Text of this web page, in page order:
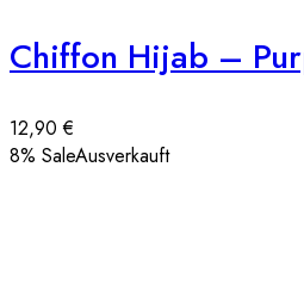
Chiffon Hijab –
12,90€
8% SaleAusverkauft